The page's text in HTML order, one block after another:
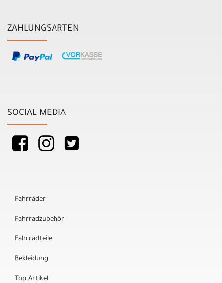
ZAHLUNGSARTEN
SOCIAL MEDIA
Fahrräder
Fahrradzubehör
Fahrradteile
Bekleidung
Top Artikel